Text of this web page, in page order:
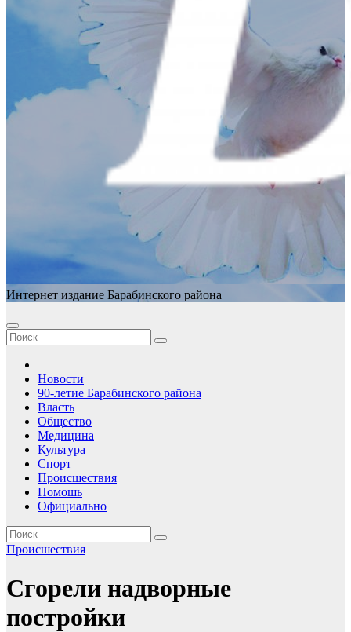
Интернет издание Барабинского района
Новости
90-летие Барабинского района
Власть
Общество
Медицина
Культура
Спорт
Происшествия
Помошь
Официально
Происшествия
Сгорели надворные
постройки